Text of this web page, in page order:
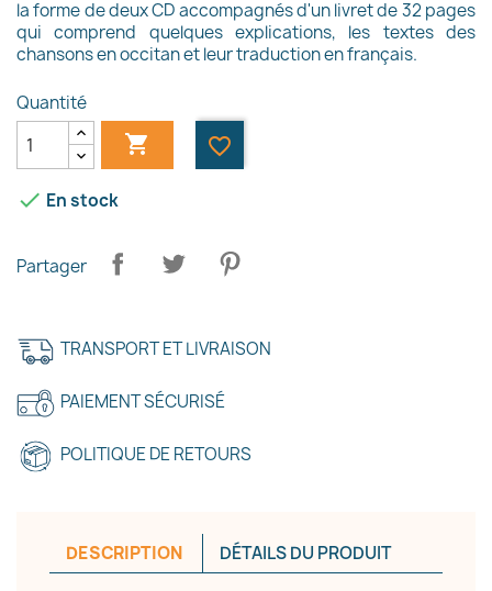
la forme de deux CD accompagnés d'un livret de 32 pages
qui comprend quelques explications, les textes des
chansons en occitan et leur traduction en français.
Quantité
 favorite_border
 En stock
Partager
TRANSPORT ET LIVRAISON
PAIEMENT SÉCURISÉ
POLITIQUE DE RETOURS
DESCRIPTION DÉTAILS DU PRODUIT